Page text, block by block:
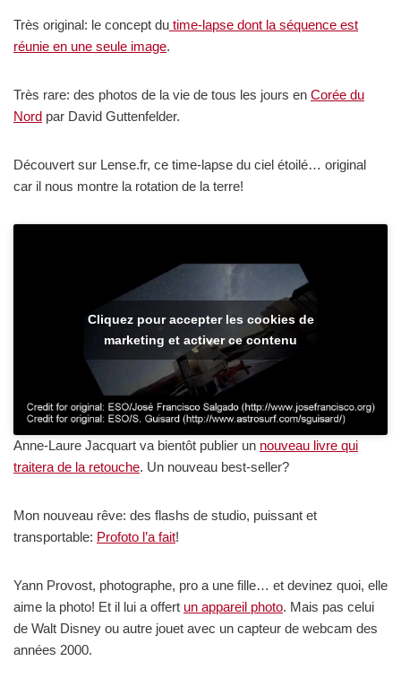
Très original: le concept du time-lapse dont la séquence est
réunie en une seule image.
Très rare: des photos de la vie de tous les jours en Corée du
Nord par David Guttenfelder.
Découvert sur Lense.fr, ce time-lapse du ciel étoilé… original
car il nous montre la rotation de la terre!
Cliquez pour accepter les cookies de
marketing et activer ce contenu
Anne-Laure Jacquart va bientôt publier un nouveau livre qui
traitera de la retouche. Un nouveau best-seller?
Mon nouveau rêve: des flashs de studio, puissant et
transportable: Profoto l’a fait!
Yann Provost, photographe, pro a une fille… et devinez quoi, elle
aime la photo! Et il lui a offert un appareil photo. Mais pas celui
de Walt Disney ou autre jouet avec un capteur de webcam des
années 2000.